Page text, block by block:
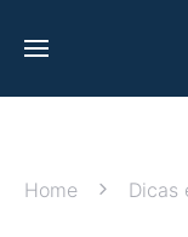
Home Dicas